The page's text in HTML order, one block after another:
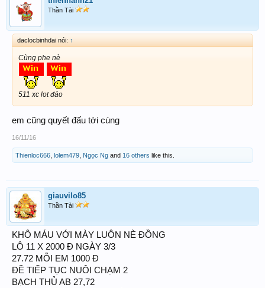
Thần Tài
daclocbinhdai nói: ↑
Cùng phe nè
511 xc lot đảo
em cũng quyết đấu tới cùng
16/11/16
Thienloc666 lolem479 Ngọc Ng and 16 others like this.
giauvilo85
Thần Tài
KHÔ MÁU VỚI MÀY LUÔN NÈ ĐỒNG
LÔ 11 X 2000 Đ NGÀY 3/3
27.72 MỖI EM 1000 Đ
ĐỀ TIẾP TỤC NUÔI CHẠM 2
BẠCH THỦ AB 27,72